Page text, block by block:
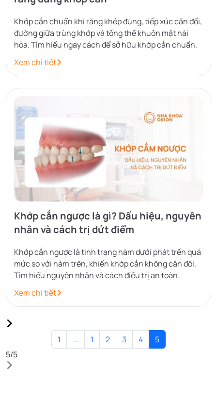
Khớp cắn chuẩn khi răng khép đúng, tiếp xúc cân đối,
đường giữa trùng khớp và tổng thể khuôn mặt hài
hòa. Tìm hiểu ngay cách để sở hữu khớp cắn chuẩn.
Xem chi tiết
Khớp cắn ngược là gì? Dấu hiệu, nguyên
nhân và cách trị dứt điểm
Khớp cắn ngược là tình trạng hàm dưới phát trển quá
mức so với hàm trên, khiến khớp cắn không cân đôi.
Tìm hiểu nguyên nhân và cách điều trị an toàn.
Xem chi tiết
1 ... 1 2 3 4
5
5/5